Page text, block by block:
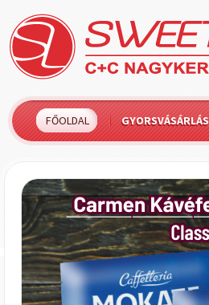
FŐOLDAL GYORSVÁSÁRLÁS